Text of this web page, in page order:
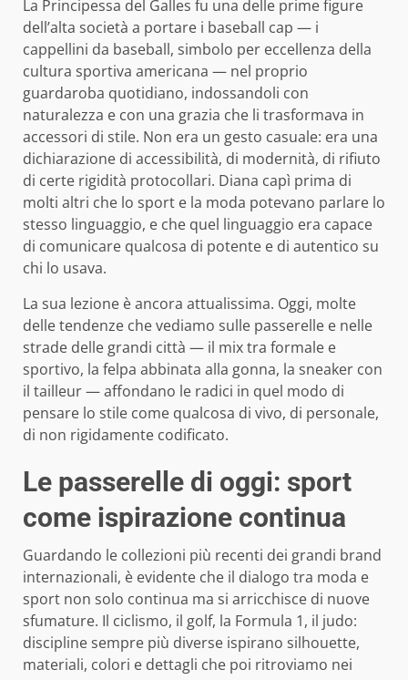
La Principessa del Galles fu una delle prime figure
dell’alta società a portare i baseball cap — i
cappellini da baseball, simbolo per eccellenza della
cultura sportiva americana — nel proprio
guardaroba quotidiano, indossandoli con
naturalezza e con una grazia che li trasformava in
accessori di stile. Non era un gesto casuale: era una
dichiarazione di accessibilità, di modernità, di rifiuto
di certe rigidità protocollari. Diana capì prima di
molti altri che lo sport e la moda potevano parlare lo
stesso linguaggio, e che quel linguaggio era capace
di comunicare qualcosa di potente e di autentico su
chi lo usava.
La sua lezione è ancora attualissima. Oggi, molte
delle tendenze che vediamo sulle passerelle e nelle
strade delle grandi città — il mix tra formale e
sportivo, la felpa abbinata alla gonna, la sneaker con
il tailleur — affondano le radici in quel modo di
pensare lo stile come qualcosa di vivo, di personale,
di non rigidamente codificato.
Le passerelle di oggi: sport
come ispirazione continua
Guardando le collezioni più recenti dei grandi brand
internazionali, è evidente che il dialogo tra moda e
sport non solo continua ma si arricchisce di nuove
sfumature. Il ciclismo, il golf, la Formula 1, il judo:
discipline sempre più diverse ispirano silhouette,
materiali, colori e dettagli che poi ritroviamo nei